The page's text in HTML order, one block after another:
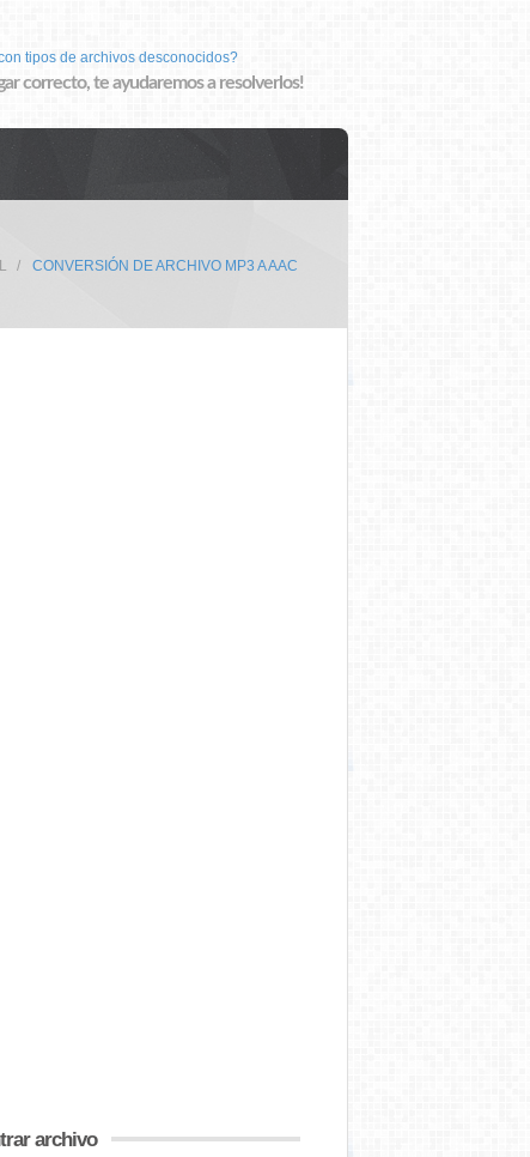
tipos de archivos desconocidos?
correcto, te ayudaremos a resolverlos!
CONVERSIÓN DE ARCHIVO MP3 A AAC
archivo